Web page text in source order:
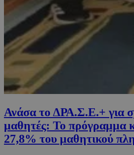
Ανάσα το ΔΡΑ.Σ.Ε.+ για
μαθητές: Το πρόγραμμα
27,8% του μαθητικού